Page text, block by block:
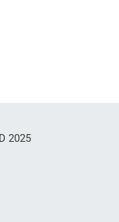
2025